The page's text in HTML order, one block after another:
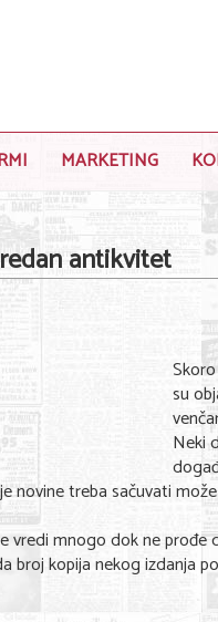
MARKETING
antikvitet
su
Neki
novine treba sačuvati
vredi mnogo dok ne
broj kopija nekog izdanja